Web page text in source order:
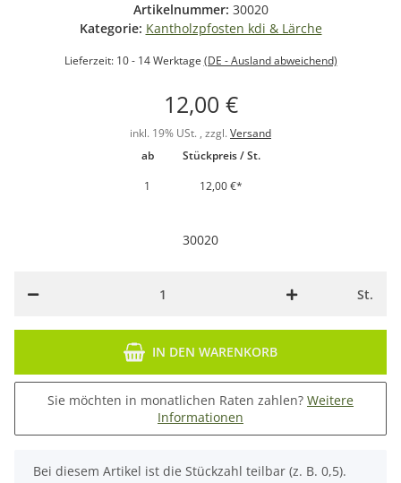
Artikelnummer: 30020
Kategorie: Kantholzpfosten kdi & Lärche
Lieferzeit: 10 - 14 Werktage (DE - Ausland abweichend)
12,00 €
inkl. 19% USt. , zzgl. Versand
ab
Stückpreis / St.
1
12,00 €*
30020
St.
IN DEN WARENKORB
Sie möchten in monatlichen Raten zahlen? Weitere
Informationen
x
Bei diesem Artikel ist die Stückzahl teilbar (z. B. 0,5).